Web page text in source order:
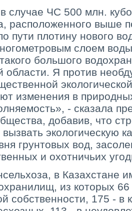
случае ЧС 500 млн.
расположенного выше
пути плотину нового
слоем
большого
области. Я против
изменения в
- сказала
добавив, что
экологическую
грунтовых вод,
и охотничьих
в Казахстане
из которых 66
собственности, 175 - в